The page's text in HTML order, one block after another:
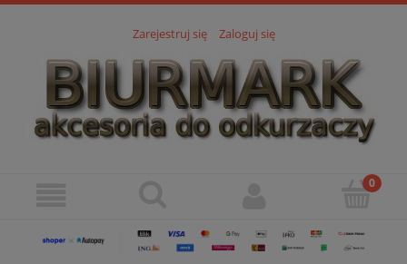
Zarejestruj się Zaloguj się